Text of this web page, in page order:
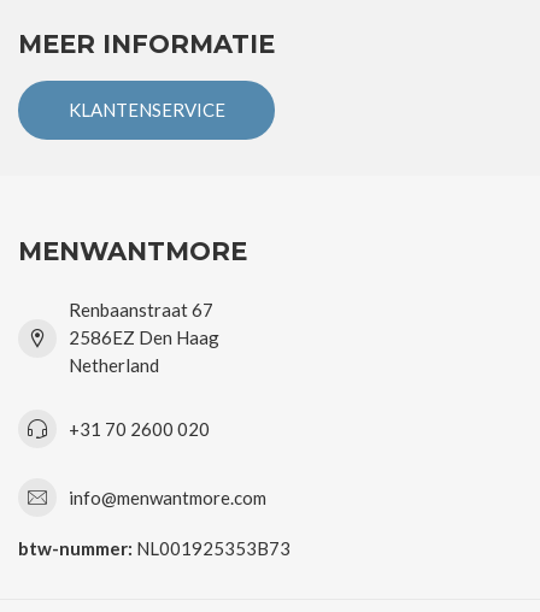
MEER INFORMATIE
KLANTENSERVICE
MENWANTMORE
Renbaanstraat 67
2586EZ Den Haag
Netherland
+31 70 2600 020
info@menwantmore.com
btw-nummer: NL001925353B73